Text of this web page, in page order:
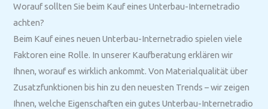
Worauf sollten Sie beim Kauf eines Unterbau-Internetradio
achten?
Beim Kauf eines neuen Unterbau-Internetradio spielen viele
Faktoren eine Rolle. In unserer Kaufberatung erklären wir
Ihnen, worauf es wirklich ankommt. Von Materialqualität über
Zusatzfunktionen bis hin zu den neuesten Trends – wir zeigen
Ihnen, welche Eigenschaften ein gutes Unterbau-Internetradio